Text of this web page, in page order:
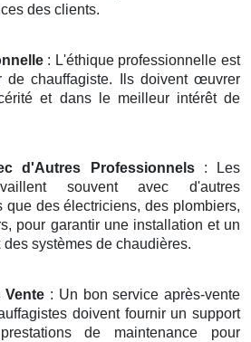
des clients.
: L'éthique professionnelle est
de chauffagiste. Ils doivent œuvrer
et dans le meilleur intérêt de
d'Autres Professionnels: Les
souvent avec d'autres
que des électriciens, des plombiers,
pour garantir une installation et un
systèmes de chaudières.
Vente : Un bon service après-vente
doivent fournir un support
de maintenance pour